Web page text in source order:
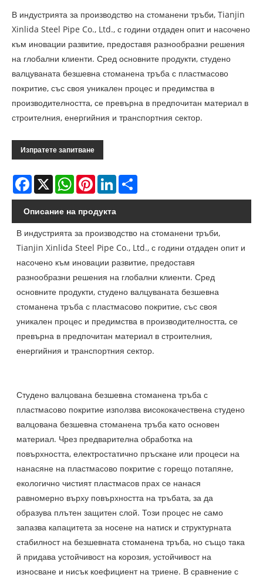
В индустрията за производство на стоманени тръби, Tianjin
Xinlida Steel Pipe Co., Ltd., с години отдаден опит и насочено
към иновации развитие, предоставя разнообразни решения
на глобални клиенти. Сред основните продукти, студено
валцуваната безшевна стоманена тръба с пластмасово
покритие, със своя уникален процес и предимства в
производителността, се превърна в предпочитан материал в
строителния, енергийния и транспортния сектор.
Изпратете запитване
Facebook
X WhatsAppPinterestLinkedIn
Описание на продукта
В индустрията за производство на стоманени тръби,
Tianjin Xinlida Steel Pipe Co., Ltd., с години отдаден опит и
насочено към иновации развитие, предоставя
разнообразни решения на глобални клиенти. Сред
основните продукти, студено валцуваната безшевна
стоманена тръба с пластмасово покритие, със своя
уникален процес и предимства в производителността, се
превърна в предпочитан материал в строителния,
енергийния и транспортния сектор.
Студено валцована безшевна стоманена тръба с
пластмасово покритие използва висококачествена студено
валцована безшевна стоманена тръба като основен
материал. Чрез предварителна обработка на
повърхността, електростатично пръскане или процеси на
нанасяне на пластмасово покритие с горещо потапяне,
екологично чистият пластмасов прах се нанася
равномерно върху повърхността на тръбата, за да
образува плътен защитен слой. Този процес не само
запазва капацитета за носене на натиск и структурната
стабилност на безшевната стоманена тръба, но също така
й придава устойчивост на корозия, устойчивост на
износване и нисък коефициент на триене. В сравнение с